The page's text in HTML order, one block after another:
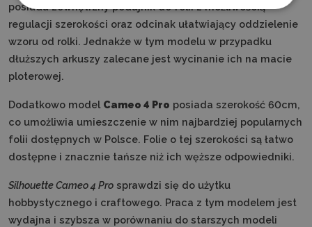
posiada zewnętrzny podajnik do folii z możliwością
regulacji szerokości oraz odcinak ułatwiający oddzielenie
wzoru od rolki. Jednakże w tym modelu w przypadku
dłuższych arkuszy zalecane jest wycinanie ich na macie
ploterowej.
Dodatkowo model Cameo 4 Pro posiada szerokość 60cm,
co umożliwia umieszczenie w nim najbardziej popularnych
folii dostępnych w Polsce. Folie o tej szerokości są łatwo
dostępne i znacznie tańsze niż ich węższe odpowiedniki.
Silhouette Cameo 4 Pro sprawdzi się do użytku
hobbystycznego i craftowego. Praca z tym modelem jest
wydajna i szybsza w porównaniu do starszych modeli